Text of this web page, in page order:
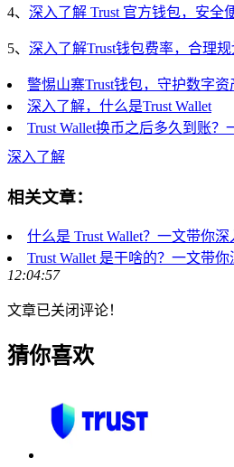
4、 深入了解 Trust 官方钱包，安全
5、 深入了解Trust钱包费率，合理
警惕山寨Trust钱包，守护数字资
深入了解，什么是Trust Wallet
Trust Wallet换币之后多久到账？
深入了解
相关文章：
什么是 Trust Wallet？一文带你
Trust Wallet 是干啥的？一文带
12:04:57
文章已关闭评论！
猜你喜欢